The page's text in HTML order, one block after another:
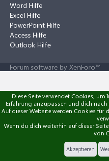
Word Hilfe
Excel Hilfe
PowerPoint Hilfe
Access Hilfe
Outlook Hilfe
Forum software by XenForo™
Diese Seite verwendet Cookies,
Erfahrung anzupassen und dich
Auf dieser Website werden Cookies
Wenn du dich weiterhin auf dieser
von
Akzeptieren